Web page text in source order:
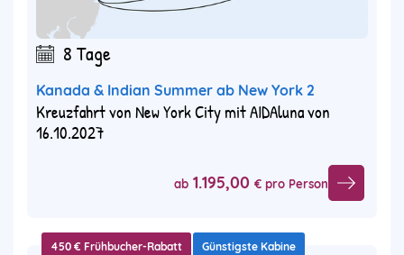
8 Tage
Kanada & Indian Summer ab New York 2
Kreuzfahrt von New York City mit AIDAluna von
16.10.2027
ab 1.195,00 € pro Person
450 € Frühbucher-Rabatt Günstigste Kabine